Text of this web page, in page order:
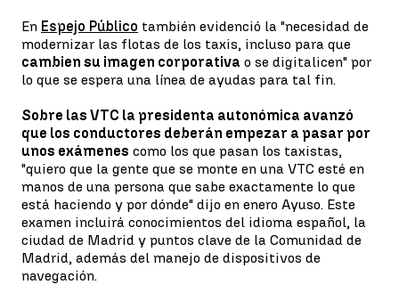
En Espejo Público también evidenció la "necesidad de
modernizar las flotas de los taxis, incluso para que
cambien su imagen corporativa o se digitalicen" por
lo que se espera una línea de ayudas para tal fin.
Sobre las VTC la presidenta autonómica avanzó
que los conductores deberán empezar a pasar por
unos exámenes como los que pasan los taxistas,
"quiero que la gente que se monte en una VTC esté en
manos de una persona que sabe exactamente lo que
está haciendo y por dónde" dijo en enero Ayuso. Este
examen incluirá conocimientos del idioma español, la
ciudad de Madrid y puntos clave de la Comunidad de
Madrid, además del manejo de dispositivos de
navegación.